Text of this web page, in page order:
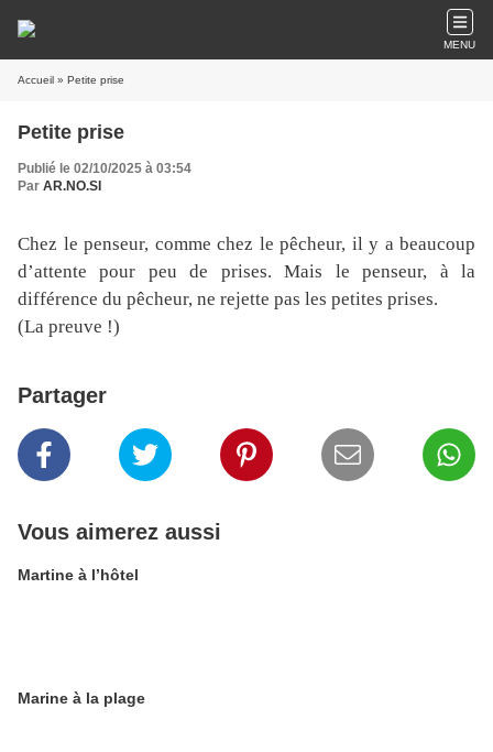
MENU
Accueil » Petite prise
Petite prise
Publié le 02/10/2025 à 03:54
Par AR.NO.SI
Chez le penseur, comme chez le pêcheur, il y a beaucoup
d’attente pour peu de prises. Mais le penseur, à la
différence du pêcheur, ne rejette pas les petites prises.
(La preuve !)
Partager
Vous aimerez aussi
Martine à l’hôtel
Marine à la plage